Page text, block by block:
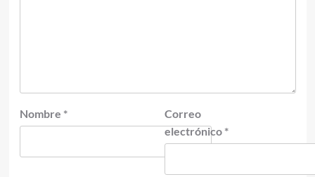
Nombre *
Correo
electrónico *